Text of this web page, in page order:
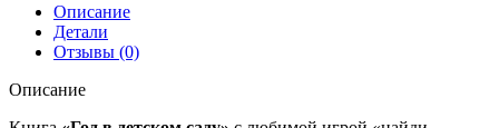
Описание
Детали
Отзывы (0)
Описание